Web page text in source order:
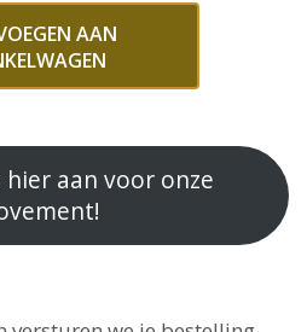
AAN
hier aan voor onze